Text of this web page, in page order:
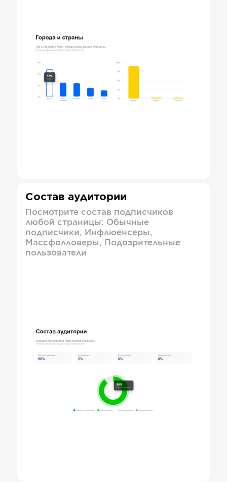
Состав аудитории
Посмотрите состав подписчиков
любой страницы: Обычные
подписчики, Инфлюенсеры,
Массфолловеры, Подозрительные
пользователи